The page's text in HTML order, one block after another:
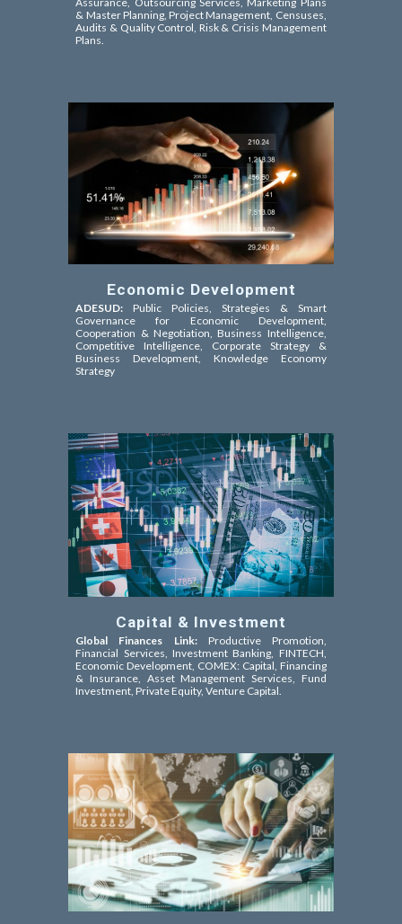
& Master Planning, Project Management, Censuses,
Audits & Quality Control, Risk & Crisis Management
Plans.
Economic Development
ADESUD: Public Policies, Strategies & Smart
Governance for Economic Development,
Cooperation & Negotiation, Business Intelligence,
Competitive Intelligence, Corporate Strategy &
Business Development, Knowledge Economy
Strategy
Capital & Investment
Global Finances Link:
Productive Promotion,
Financial Services, Investment Banking, FINTECH,
Economic Development, COMEX: Capital, Financing
& Insurance, Asset Management Services, Fund
Investment, Private Equity, Venture Capital